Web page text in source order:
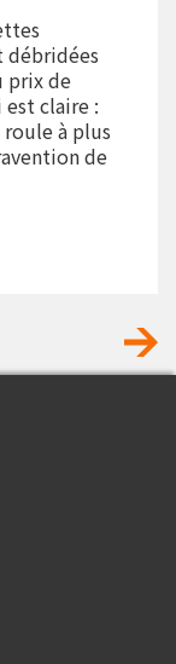
prix de
claire :
à plus
de